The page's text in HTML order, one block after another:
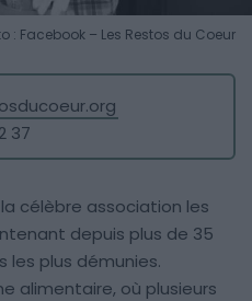
: Facebook – Les Restos du Coeur
37
célèbre association les
depuis plus de 35
les plus démunies.
alimentaire, où plusieurs